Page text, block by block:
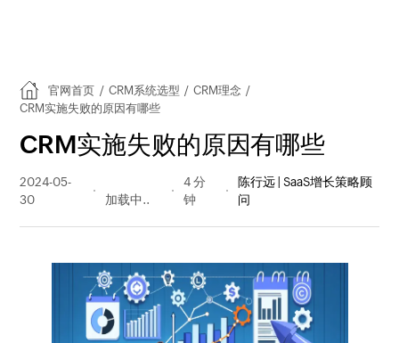
官网首页 / CRM系统选型 / CRM理念 /
CRM实施失败的原因有哪些
CRM实施失败的原因有哪些
2024-05-
30
量
4 分
钟
陈行远 | SaaS增长策略顾
问